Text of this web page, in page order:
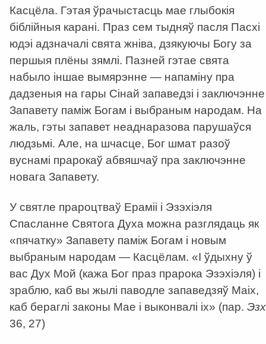
Касцёла. Гэтая ўрачыстасць мае глыбокія
біблійныя карані. Праз сем тыдняў пасля Пасхі
юдэі адзначалі свята жніва, дзякуючы Богу за
першыя плёны зямлі. Пазней гэтае свята
набыло іншае вымярэнне — напаміну пра
дадзеныя на гары Сінай запаведзі і заключэнне
Запавету паміж Богам і выбраным народам. На
жаль, гэты запавет неаднаразова парушаўся
людзьмі. Але, на шчасце, Бог шмат разоў
вуснамі прарокаў абвяшчаў пра заключэнне
новага Запавету.
У святле прароцтваў Ераміі і Эзэхіэля
Спасланне Святога Духа можна разглядаць як
«пячатку» Запавету паміж Богам і новым
выбраным народам — Касцёлам. «І ўдыхну ў
вас Дух Мой (кажа Бог праз прарока Эзэхіэля) і
зраблю, каб вы жылі паводле запаведзяў Маіх,
каб бераглі законы Мае і выконвалі іх» (пар. Эзх
36, 27)